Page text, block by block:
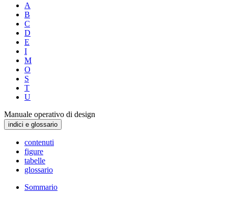
A
B
C
D
E
I
M
O
S
T
U
Manuale operativo di design
indici e glossario
contenuti
figure
tabelle
glossario
Sommario